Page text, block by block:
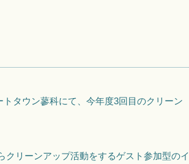
タウン蓼科にて、今年度3回目のクリーン
クリーンアップ活動をするゲスト参加型のイ